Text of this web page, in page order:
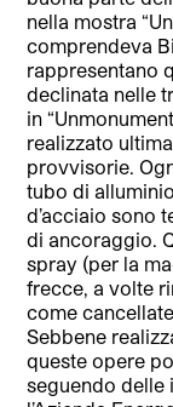
nella mostra
comprendeva
rappresentano
declinata nelle
in
realizzato
provvisorie.
tubo di
d’acciaio sono
di ancoraggio.
spray (per la
frecce, a volte
come
Sebbene
queste opere
seguendo delle